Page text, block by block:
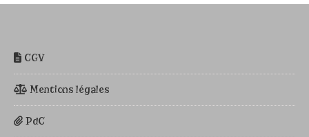
CGV
Mentions légales
PdC